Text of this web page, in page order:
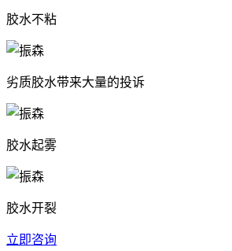
胶水不粘
劣质胶水带来大量的投诉
胶水起雾
胶水开裂
立即咨询